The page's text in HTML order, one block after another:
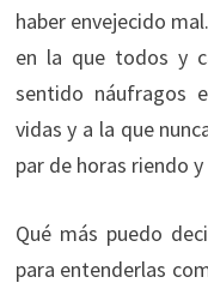
haber envejecido
en la que todos y
sentido náufragos
vidas y a la que
par de horas riendo
Qué más puedo
para entenderlas